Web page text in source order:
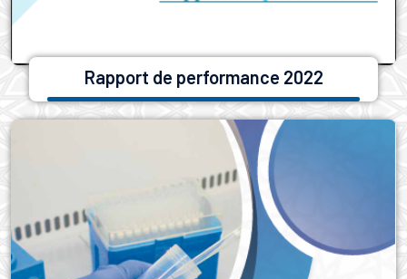
Rapport de performance 2022